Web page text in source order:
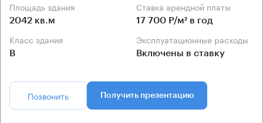
Площадь здания
2042 кв.м
Ставка арендной платы
17 700 Р/м² в год
Класс здания
B
Эксплуатационные расходы
Включены в ставку
Позвонить Получить презентацию